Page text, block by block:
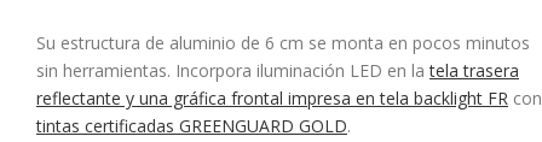
Su estructura de aluminio de 6 cm se monta en pocos minutos
sin herramientas. Incorpora iluminación LED en latela trasera
reflectante y una gráfica frontal impresa en tela backlight FR con
tintas certificadas GREENGUARD GOLD.